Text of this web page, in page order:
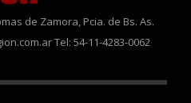
de Zamora, Pcia. de Bs. As.
Tel: 54-11-4283-0062